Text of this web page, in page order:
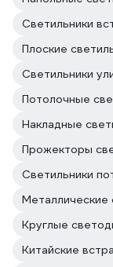
Светильники
Плоские
Светильники
Потолочные
Накладные
Прожекторы
Светильники
Металлические
Круглые
Китайские